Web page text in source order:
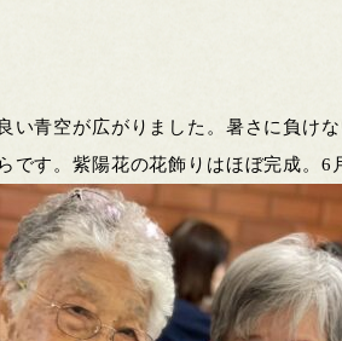
い青空が広がりました。暑さに負け
です。紫陽花の花飾りはほぼ完成。6